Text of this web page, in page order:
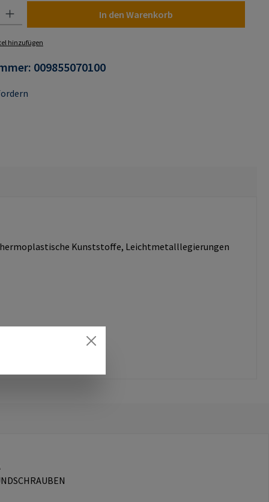
In den Warenkorb
hinzufügen
009855070100
Kunststoffe, Leichtmetalllegierungen